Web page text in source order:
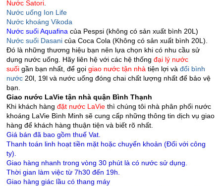
Nước Satori
Nước uống Ion Life
Nước khoáng Vikoda
Nước suối Aquafina của Pespsi (không có sản xuất bình 20L)
Nước suối Dasani của Coca Cola (Không có sản xuất bình 20L).
Đó là những thương hiệu bạn nên lựa chọn khi có nhu cầu sử
dụng nước uống. Hãy liên hệ với các hệ thốngđại lý nước
suối gần bạn nhất, để gọigiao nước tận nhà tiện lợi vàđổi bình
nước 20l, 19l và nước uống đóng chai chất lượng nhất để bảo vệ
bạn.
Giao nước LaVie tận nhà quận Bình Thạnh
Khi khách hàngđặt nước LaVie thì chúng tôi nhà phân phối nước
khoáng LaVie Bình Minh sẽ cung cấp những thông tin dịch vụ giao
hàng để khách hàng thuận tiện và biết rõ nhất.
Giá bán đã bao gồm thuế Vat.
Thanh toán linh hoạt tiền mặt hoặc chuyển khoản (Đối với công
ty).
Giao hàng nhanh trong vòng 30 phút là có nước sử dụng.
Thời gian làm việc từ 7h30 đến 19h.
Giao hàng giác lầu có thang máy